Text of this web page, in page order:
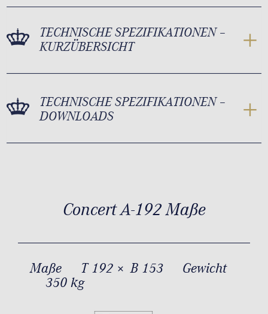
TECHNISCHE SPEZIFIKATIONEN –
KURZÜBERSICHT
TECHNISCHE SPEZIFIKATIONEN –
DOWNLOADS
Concert A-192 Maße
Maße T 192 × B 153
Gewicht
350 kg